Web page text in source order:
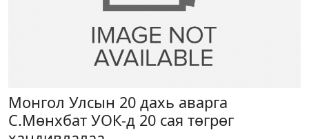
Монгол Улсын 20 дахь аварга
С.Мөнхбат УОК-д 20 сая төгрөг